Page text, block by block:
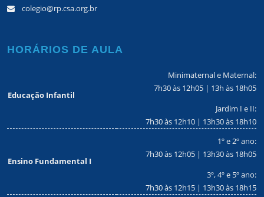
colegio@rp.csa.org.br
HORÁRIOS DE AULA
Educação Infantil
Minimaternal e Maternal:
7h30 às 12h05 | 13h às 18h05
Jardim I e II:
7h30 às 12h10 | 13h30 às 18h10
Ensino Fundamental I
1º e 2º ano:
7h30 às 12h05 | 13h30 às 18h05
3º, 4º e 5º ano:
7h30 às 12h15 | 13h30 às 18h15